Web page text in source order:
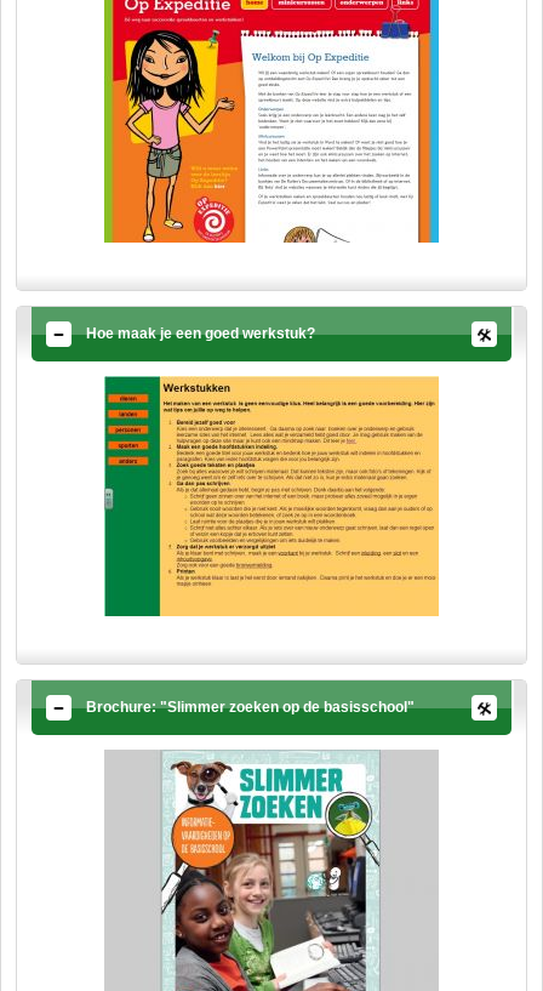
Hoe maak je een goed werkstuk?
Brochure: "Slimmer zoeken op de basisschool"